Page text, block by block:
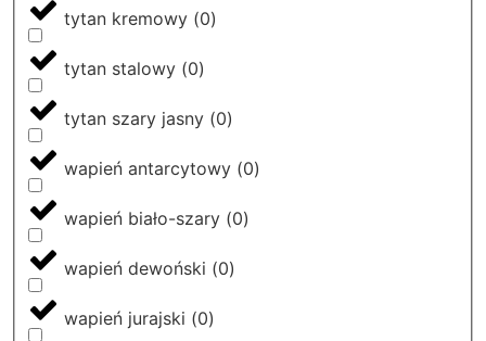
tytan kremowy (0)
tytan stalowy (0)
tytan szary jasny (0)
wapień antarcytowy (0)
wapień biało-szary (0)
wapień dewoński (0)
wapień jurajski (0)